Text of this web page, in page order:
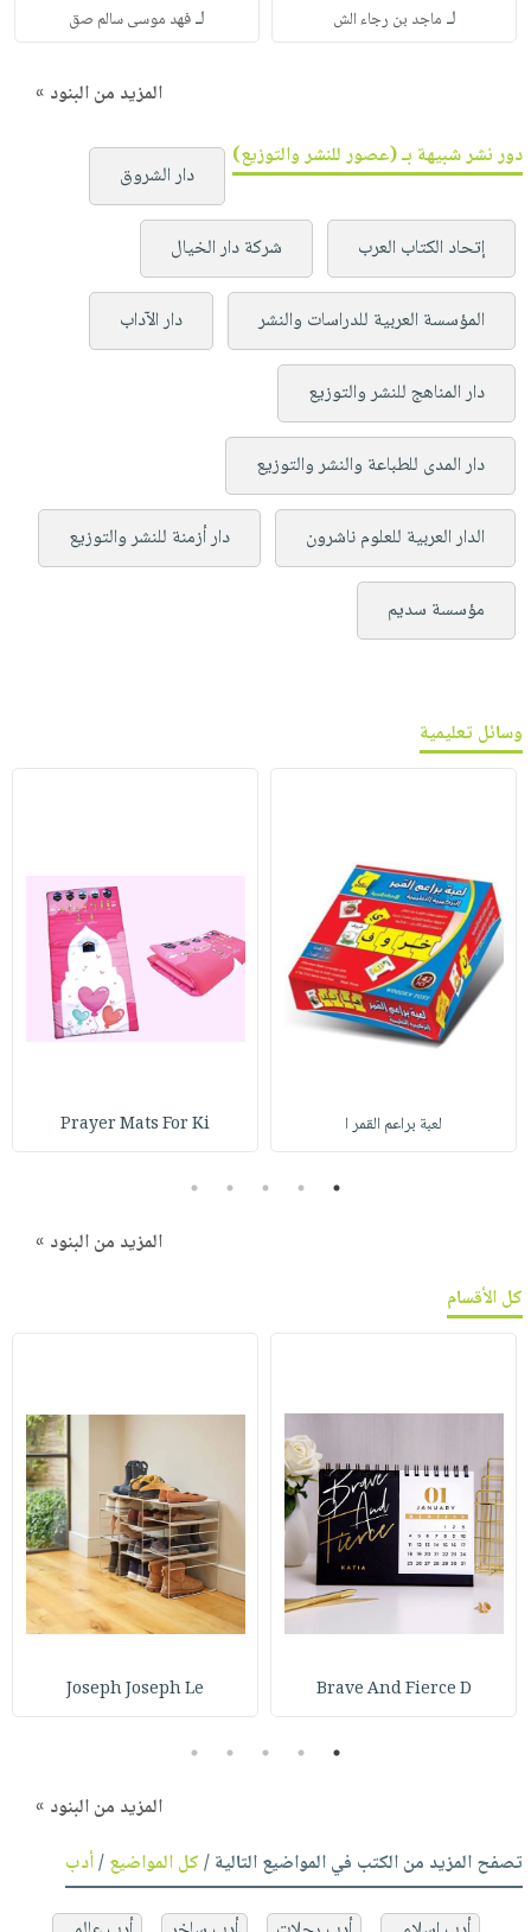
لـ ماجد بن رجاء الش لـفهد موسى سالم صق
المزيد من البنود »
دور نشر شبيهة بـ (عصور للنشر والتوزيع)
دار الشروق
إتحاد الكتاب العرب شركة دار الخيال
المؤسسة العربية للدراسات والنشر دار الآداب
دار المناهج للنشر والتوزيع
دار المدى للطباعة والنشر والتوزيع
الدار العربية للعلوم ناشرون دار أزمنة للنشر والتوزيع
مؤسسة سديم
وسائل تعليمية
لعبة براعم القمر ا Prayer Mats For Ki
1
2
3
4
5
المزيد من البنود »
كل الأقسام
Brave And Fierce D
Joseph Joseph Le
1
2
3
4
5
المزيد من البنود »
تصفح المزيد من الكتب في المواضيع التالية /كل المواضيع/أدب